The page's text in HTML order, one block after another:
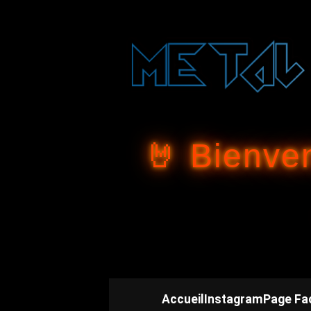
🤘
Accueil Instagram Page